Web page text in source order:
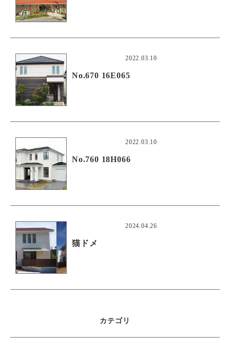
2022.03.10
No.670 16E065
2022.03.10
No.760 18H066
2024.04.26
猫ドメ
カテゴリ